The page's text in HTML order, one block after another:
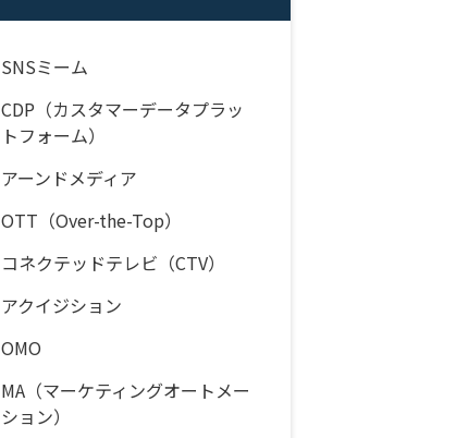
SNSミーム
CDP（カスタマーデータプラッ
トフォーム）
アーンドメディア
OTT（Over-the-Top）
コネクテッドテレビ（CTV）
アクイジション
OMO
MA（マーケティングオートメー
ション）